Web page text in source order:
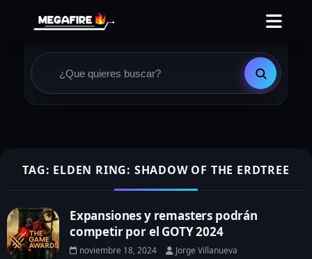
TAG: ELDEN RING: SHADOW OF THE ERDTREE
Expansiones y remasters podrán
competir por el GOTY 2024
noviembre 18, 2024
Jorge Villanueva